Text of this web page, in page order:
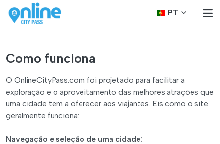
PT
Como funciona
O OnlineCityPass.com foi projetado para facilitar a
exploração e o aproveitamento das melhores atrações que
uma cidade tem a oferecer aos viajantes. Eis como o site
geralmente funciona:
Navegação e seleção de uma cidade: